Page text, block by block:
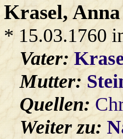
Krasel,
* 15.03.1760
Vater:
Mutter:
Quellen:
Weiter zu: